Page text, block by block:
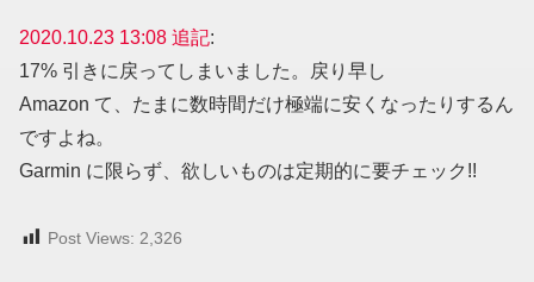
2020.10.23 13:08 追記:
17% 引きに戻ってしまいました。戻り早し
Amazon て、たまに数時間だけ極端に安くなったりするん
ですよね。
Garmin に限らず、欲しいものは定期的に要チェック!!
Post Views: 2,326